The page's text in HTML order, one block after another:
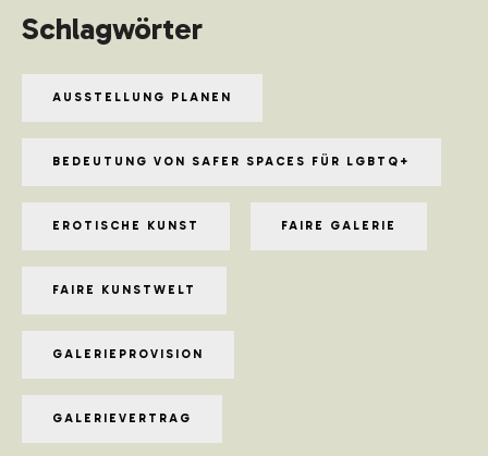
Schlagwörter
AUSSTELLUNG PLANEN
BEDEUTUNG VON SAFER SPACES FÜR LGBTQ+
EROTISCHE KUNST FAIRE GALERIE
FAIRE KUNSTWELT
GALERIEPROVISION
GALERIEVERTRAG